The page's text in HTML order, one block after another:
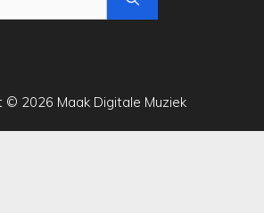
© 2026 Maak Digitale Muziek